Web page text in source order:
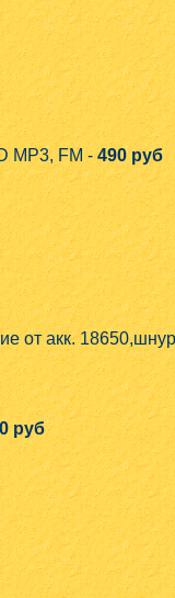
MP3, FM - 490 руб
от акк.
руб